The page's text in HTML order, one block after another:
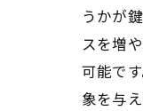
うかが
スを増
可能で
象を与